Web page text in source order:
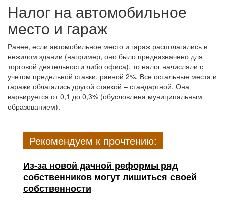
Налог на автомобильное
место и гараж
Ранее, если автомобильное место и гараж располагались в
нежилом здании (например, оно было предназначено для
торговой деятельности либо офиса), то налог начисляли с
учетом предельной ставки, равной 2%. Все остальные места и
гаражи облагались другой ставкой – стандартной. Она
варьируется от 0,1 до 0,3% (обусловлена муниципальным
образованием).
Рекомендуем к прочтению:
Из-за новой дачной реформы ряд
собственников могут лишиться своей
собственности